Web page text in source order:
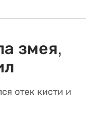
змея,
отек кисти и